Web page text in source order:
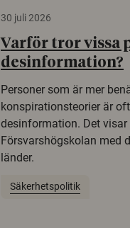
30 juli 2026
Varför tror vissa
desinformation?
Personer som är mer
konspirationsteorier är
desinformation. Det
Försvarshögskolan med
länder.
Säkerhetspolitik